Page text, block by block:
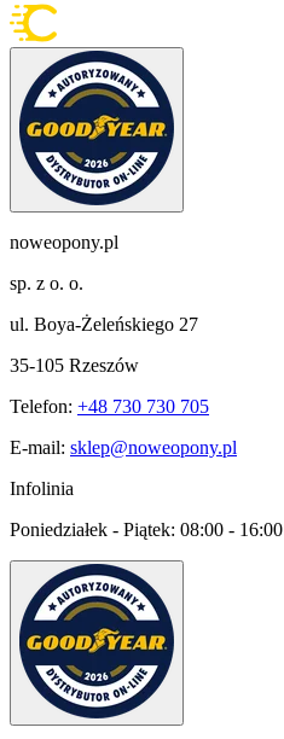
noweopony.pl
sp. z o. o.
ul. Boya-Żeleńskiego 27
35-105 Rzeszów
Telefon: +48 730 730 705
E-mail: sklep@noweopony.pl
Infolinia
Poniedziałek - Piątek: 08:00 - 16:00